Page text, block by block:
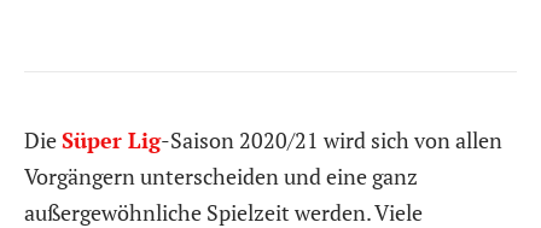
DieSüper Lig-Saison 2020/21 wird sich von allen
Vorgängern unterscheiden und eine ganz
außergewöhnliche Spielzeit werden. Viele